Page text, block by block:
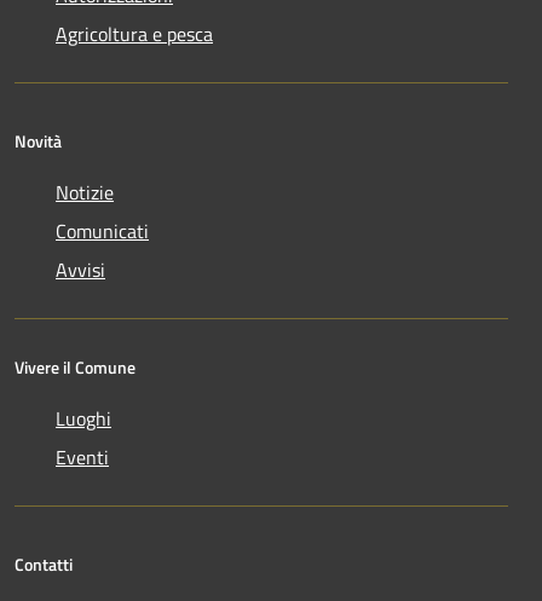
Agricoltura e pesca
Novità
Notizie
Comunicati
Avvisi
Vivere il Comune
Luoghi
Eventi
Contatti